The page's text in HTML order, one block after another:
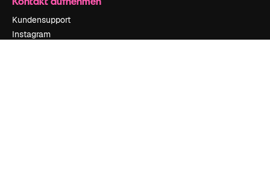
Kundensupport
Instagram